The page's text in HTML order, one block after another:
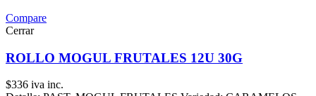
Compare
Cerrar
ROLLO MOGUL FRUTALES 12U 30G
$336 iva inc.